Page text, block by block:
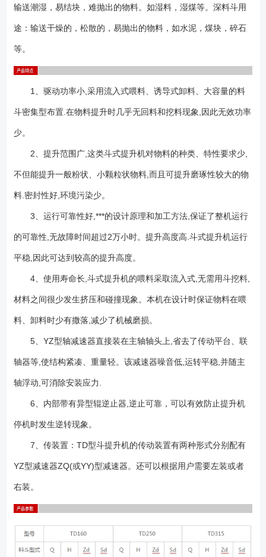
输送潮湿，易结块，难抛出的物料。如湿料，湿煤等。深料斗用
途：输送干燥的，松散的，易抛出的物料，如水泥，煤块，碎石
等。
1、驱动功率小,采用流入式喂料、诱导式卸料、大容量的料
斗密集型布置.在物料提升时几乎无回料和挖料现象,因此无效功率
少。
2、提升范围广,这类斗式提升机对物料的种类、特性要求少,
不但能提升一般粉状、小颗粒状物料,而且可提升磨琢性较大的物
料.密封性好,环境污染少。
3、运行可靠性好,***的设计原理和加工方法,保证了整机运行
的可靠性,无故障时间超过2万小时。提升高度高.斗式提升机运行
平稳,因此可达到较高的提升高度。
4、使用寿命长,斗式提升机的喂料采取流入式,无需用斗挖料,
材料之间很少发生挤压和碰撞现象。本机在设计时保证物料在喂
料、卸料时少有撒落,减少了机械磨损。
5、YZ型轴减速器直接装在主轴轴头上,省去了传动平台、联
轴器等,使结构紧凑、重量轻。该减速器噪音低,运转平稳,并随主
轴浮动,可消除安装应力.
6、内部带有异型辊逆止器,逆止可靠，可以有效防止提升机
停机时发生逆转现象。
7、传装置：TD型斗提升机的传动装置有两种形式分别配有
YZ型减速器ZQ(或YY)型减速器。还可以根据用户需要左装或者
右装。